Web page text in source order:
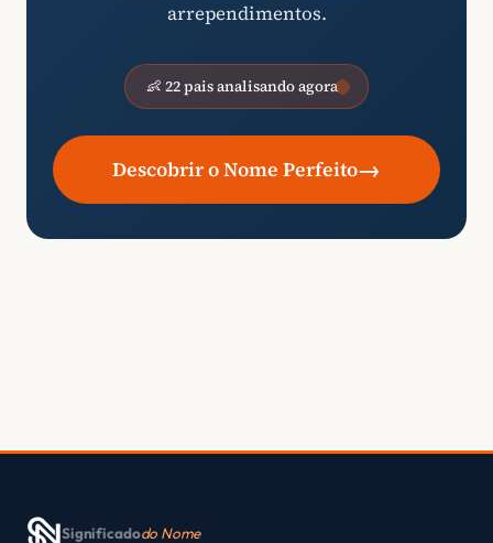
arrependimentos.
👶 22 pais analisando agora
Descobrir o Nome Perfeito→
Significadodo Nome